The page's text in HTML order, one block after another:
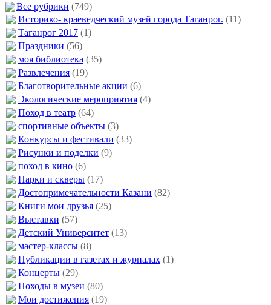
Все рубрики (749)
Историко- краеведческий музей города Таганрог. (11)
Таганрог 2017 (1)
Праздники (56)
моя библиотека (35)
Развлечения (19)
Благотворительные акции (6)
Экологические мероприятия (4)
Поход в театр (64)
спортивные объекты (3)
Конкурсы и фестивали (33)
Рисунки и поделки (9)
поход в кино (6)
Парки и скверы (17)
Достопримечательности Казани (82)
Книги мои друзья (25)
Выставки (57)
Детский Университет (13)
мастер-классы (8)
Публикации в газетах и журналах (1)
Концерты (29)
Походы в музеи (80)
Мои достижения (19)